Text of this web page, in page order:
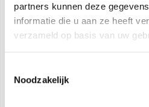
partners kunnen deze
informatie die u aan ze heeft
verzameld op basis van uw
Noodzakelijk
Compact: Inbouwdiepte in